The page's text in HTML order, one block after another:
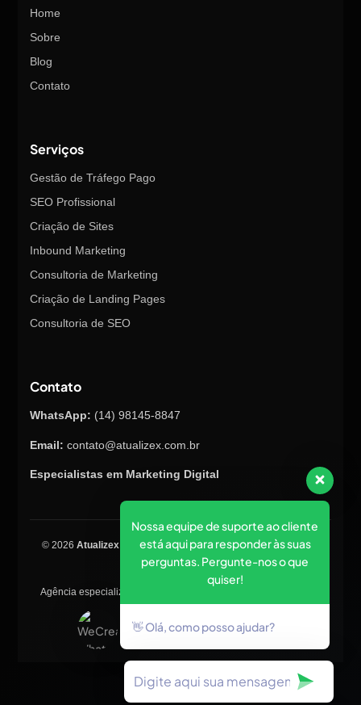
Home
Sobre
Blog
Contato
Serviços
Gestão de Tráfego Pago
SEO Profissional
Criação de Sites
Inbound Marketing
Consultoria de Marketing
Criação de Landing Pages
Consultoria de SEO
Contato
WhatsApp: (14) 98145-8847
Email: contato@atualizex.com.br
Especialistas em Marketing Digital
© 2026 Atualizex Marketing & Performance. Todos os direitos
reservados.
Agência especializada em SEO, criação de sites, tráfego pago e
Nossa equipe de suporte ao cliente
está aqui para responder às suas
perguntas. Pergunte-nos o que
quiser!
👋 Olá, como posso ajudar?